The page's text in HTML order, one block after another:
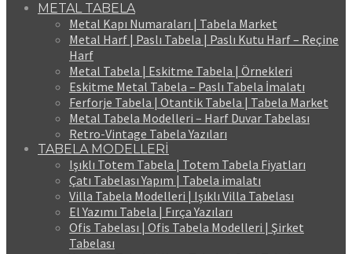
METAL TABELA
Metal Kapı Numaraları | Tabela Market
Metal Harf | Paslı Tabela | Paslı Kutu Harf – Reçine
Harf
Metal Tabela | Eskitme Tabela | Örnekleri
Eskitme Metal Tabela – Paslı Tabela İmalatı
Ferforje Tabela | Otantik Tabela | Tabela Market
Metal Tabela Modelleri – Harf Duvar Tabelası
Retro-Vintage Tabela Yazıları
TABELA MODELLERİ
Işıklı Totem Tabela | Totem Tabela Fiyatları
Çatı Tabelası Yapım | Tabela imalatı
Villa Tabela Modelleri | Işıklı Villa Tabelası
El Yazımı Tabela | Fırça Yazıları
Ofis Tabelası | Ofis Tabela Modelleri | Şirket
Tabelası